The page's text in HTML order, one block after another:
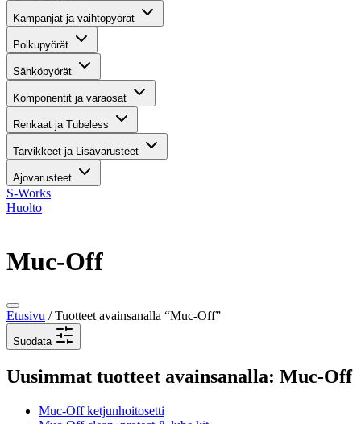
Kampanjat ja vaihtopyörät
Polkupyörät
Sähköpyörät
Komponentit ja varaosat
Renkaat ja Tubeless
Tarvikkeet ja Lisävarusteet
Ajovarusteet
S-Works
Huolto
Muc-Off
Etusivu / Tuotteet avainsanalla “Muc-Off”
Suodata
Uusimmat tuotteet avainsanalla: Muc-Off
Muc-Off ketjunhoitosetti